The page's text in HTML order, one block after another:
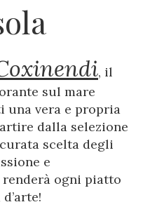
, il
sul mare
vera e propria
dalla selezione
scelta degli
e
renderà ogni piatto